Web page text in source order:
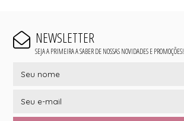
NEWSLETTER
SEJA A PRIMEIRA A SABER DE NOSSAS NOVIDADES E PROMOÇÕES!